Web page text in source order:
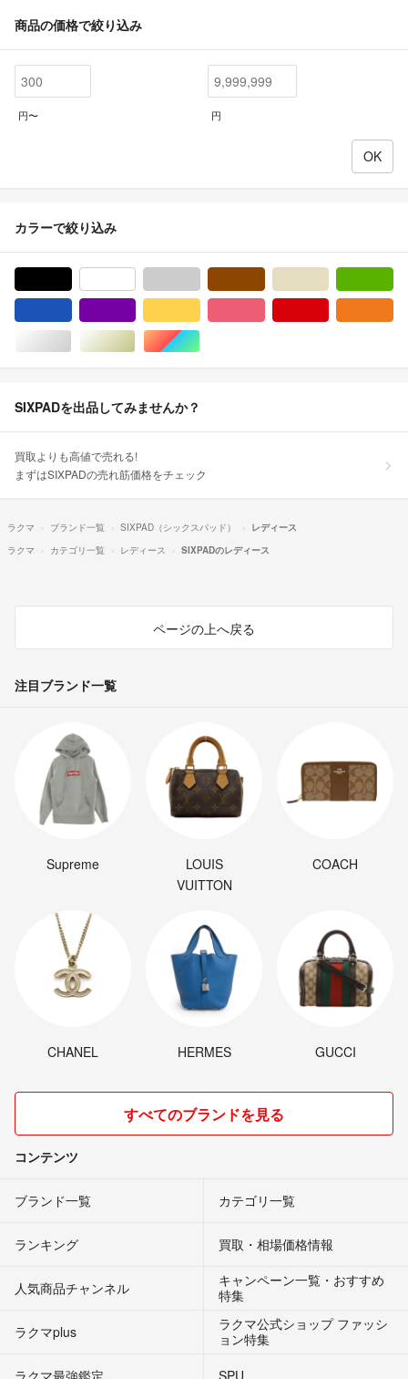
商品の価格で絞り込み
円〜 円
カラーで絞り込み
シルバー/銀色系ゴールド/金色系マルチカラー
SIXPADを出品してみませんか？
買取よりも高値で売れる!
まずはSIXPADの売れ筋価格をチェック
ラクマ ブランド一覧 SIXPAD（シックスパッド）
レディース
ラクマ
カテゴリ一覧 レディース SIXPADのレディース
ページの上へ戻る
注目ブランド一覧
Supreme
LOUIS
VUITTON
COACH
CHANEL HERMES GUCCI
すべてのブランドを見る
コンテンツ
ブランド一覧 カテゴリ一覧
ランキング 買取・相場価格情報
人気商品チャンネル
キャンペーン一覧・おすすめ
特集
ラクマplus
ラクマ公式ショップ ファッシ
ョン特集
ラクマ最強鑑定
SPU